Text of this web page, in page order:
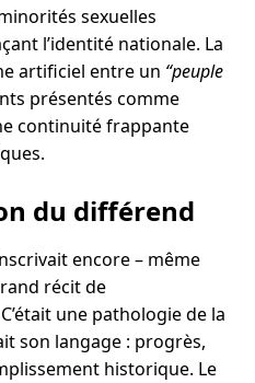
sexuelles
l’identité nationale. La
artificiel entre un “peuple
présentés comme
continuité frappante
du différend
encore – même
récit de
une pathologie de la
son langage : progrès,
historique. Le